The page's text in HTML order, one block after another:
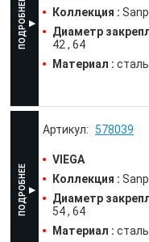
Коллекция :
Диаметр
42
64
Материал : сталь
578039
VIEGA
Коллекция :
Диаметр
54 64
Материал : сталь